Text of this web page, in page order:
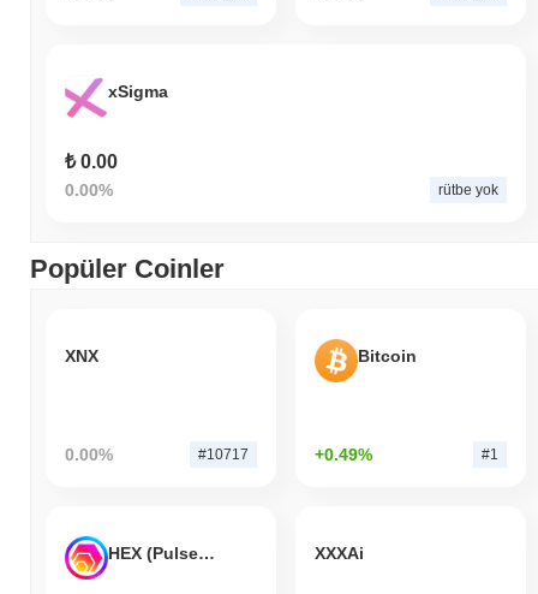
xSigma
₺ 0.00
0.00% rütbe yok
Popüler Coinler
XNX
0.00% #10717
Bitcoin
+0.49% #1
HEX (Pulsechain) XXXAi